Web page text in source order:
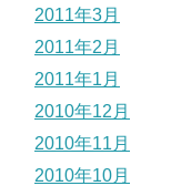
2011年3月
2011年2月
2011年1月
2010年12月
2010年11月
2010年10月